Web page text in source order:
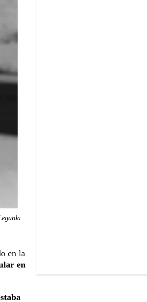
en la
en